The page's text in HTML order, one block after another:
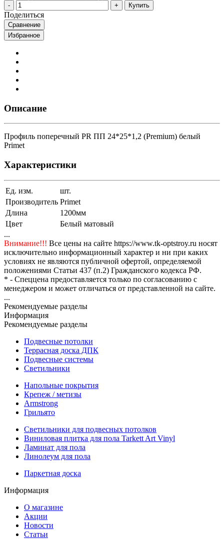
Купить
Поделиться
Сравнение
Избранное
Описание
Профиль поперечный PR ПП 24*25*1,2 (Premium) белый
Primet
Характеристики
Ед. изм.
шт.
Производитель Primet
Длина
1200мм
Цвет
Белый матовый
...
Внимание!!! Все цены на сайте https://www.tk-optstroy.ru носят
исключительно информационный характер и ни при каких
условиях не являются публичной офертой, определяемой
положениями Статьи 437 (п.2) Гражданского кодекса РФ.
* - Спеццена предоставляется только по согласованию с
менеджером и может отличаться от представленной на сайте.
...
Рекомендуемые разделы
Информация
Рекомендуемые разделы
Подвесные потолки
Террасная доска ДПК
Подвесные системы
Светильники
Напольные покрытия
Крепеж / метизы
Armstrong
Грильято
Светильники для подвесных потолков
Виниловая плитка для пола Tarkett Art Vinyl
Ламинат для пола
Линолеум для пола
Паркетная доска
Информация
О магазине
Акции
Новости
Статьи